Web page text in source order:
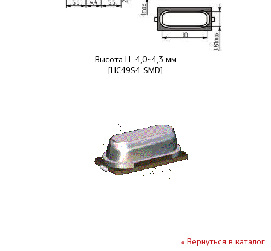
Высота H=4,0~4,3 мм
[HC49S4-SMD]
« Вернуться в каталог